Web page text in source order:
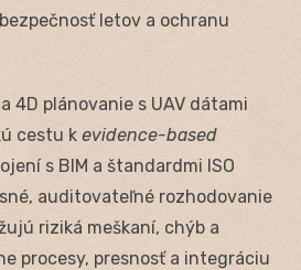
letov a ochranu
4D plánovanie s UAV dátami
cestu k evidence-based
s BIM a štandardmi ISO
auditovateľné rozhodovanie
riziká meškaní, chýb a
procesy, presnosť a integráciu